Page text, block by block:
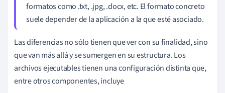
formatos como .txt, .jpg, .docx, etc. El formato concreto
suele depender de la aplicación a la que esté asociado.
Las diferencias no sólo tienen que ver con su finalidad, sino
que van más allá y se sumergen en su estructura. Los
archivos ejecutables tienen una configuración distinta que,
entre otros componentes, incluye